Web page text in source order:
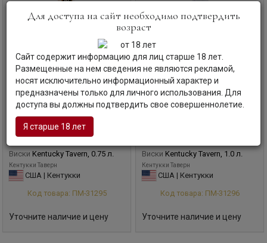
Виски Kentucky Tavern, 0.75 л.
Кентукки Таверн
США | Кентукки
Код товара: ПМ-31295
Уточните наличие и цену
Виски Kentucky Tavern, 1.0 л.
Кентукки Таверн
США | Кентукки
Код товара: ПМ-31296
Уточните наличие и цену
Для доступа на сайт необходимо подтвердить
возраст
Сайт содержит информацию для лиц старше 18 лет.
Размещенные на нем сведения не являются рекламой,
носят исключительно информационный характер и
предназначены только для личного использования. Для
доступа вы должны подтвердить свое совершеннолетие.
Я старше 18 лет